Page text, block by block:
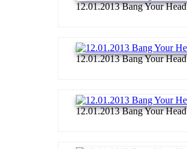
12.01.2013 Bang Your Head
12.01.2013 Bang Your Head
12.01.2013 Bang Your Head